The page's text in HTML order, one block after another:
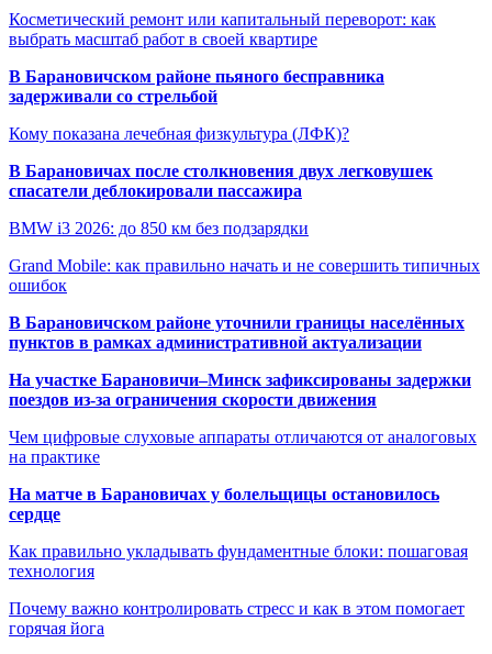
Косметический ремонт или капитальный переворот: как
выбрать масштаб работ в своей квартире
В Барановичском районе пьяного бесправника
задерживали со стрельбой
Кому показана лечебная физкультура (ЛФК)?
В Барановичах после столкновения двух легковушек
спасатели деблокировали пассажира
BMW i3 2026: до 850 км без подзарядки
Grand Mobile: как правильно начать и не совершить типичных
ошибок
В Барановичском районе уточнили границы населённых
пунктов в рамках административной актуализации
На участке Барановичи–Минск зафиксированы задержки
поездов из-за ограничения скорости движения
Чем цифровые слуховые аппараты отличаются от аналоговых
на практике
На матче в Барановичах у болельщицы остановилось
сердце
Как правильно укладывать фундаментные блоки: пошаговая
технология
Почему важно контролировать стресс и как в этом помогает
горячая йога